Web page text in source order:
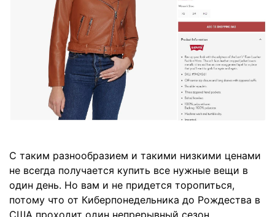
С таким разнообразием и такими низкими ценами
не всегда получается купить все нужные вещи в
один день. Но вам и не придется торопиться,
потому что от Киберпонедельника до Рождества в